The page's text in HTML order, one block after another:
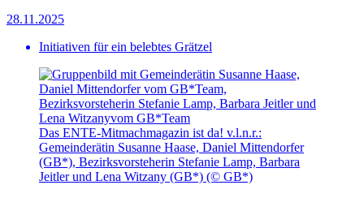
28.11.2025
Initiativen für ein belebtes Grätzel
Das ENTE-Mitmachmagazin ist da! v.l.n.r.:
Gemeinderätin Susanne Haase, Daniel Mittendorfer
(GB*), Bezirksvorsteherin Stefanie Lamp, Barbara
Jeitler und Lena Witzany (GB*) (© GB*)